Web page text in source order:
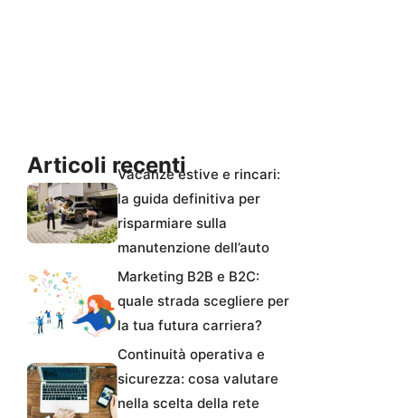
Articoli recentiVacanze estive e rincari:
la guida definitiva per
risparmiare sulla
manutenzione dell’auto
Marketing B2B e B2C:
quale strada scegliere per
la tua futura carriera?
Continuità operativa e
sicurezza: cosa valutare
nella scelta della rete